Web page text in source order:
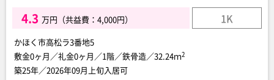
4.3 万円（共益費：4,000円） 1K
かほく市高松ラ3番地5
敷金0ヶ月／礼金0ヶ月／1階／鉄骨造／32.24ｍ2
築25年／2026年09月上旬入居可